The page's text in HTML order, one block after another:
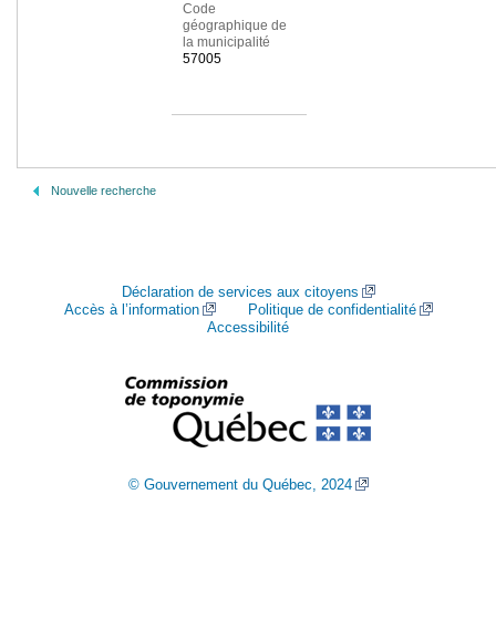
Code
géographique de
la municipalité
57005
Nouvelle recherche
Déclaration de services aux citoyens
Accès à l’information
Politique de confidentialité
Accessibilité
© Gouvernement du Québec, 2024